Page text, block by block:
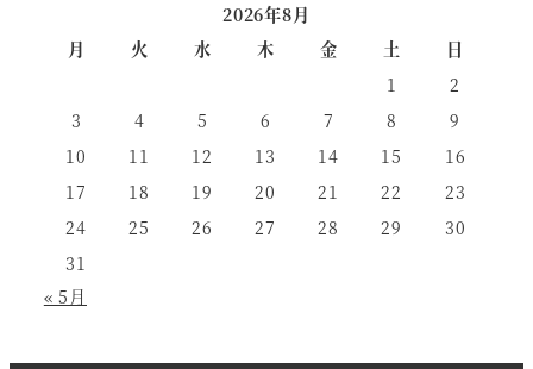
2026年8月
月
火 水 木 金 土
日
1
2
3
4 5 6 7 8
9
10
11 12 13 14 15
16
17
18 19 20 21 22
23
24
25 26 27 28 29
30
31
« 5月